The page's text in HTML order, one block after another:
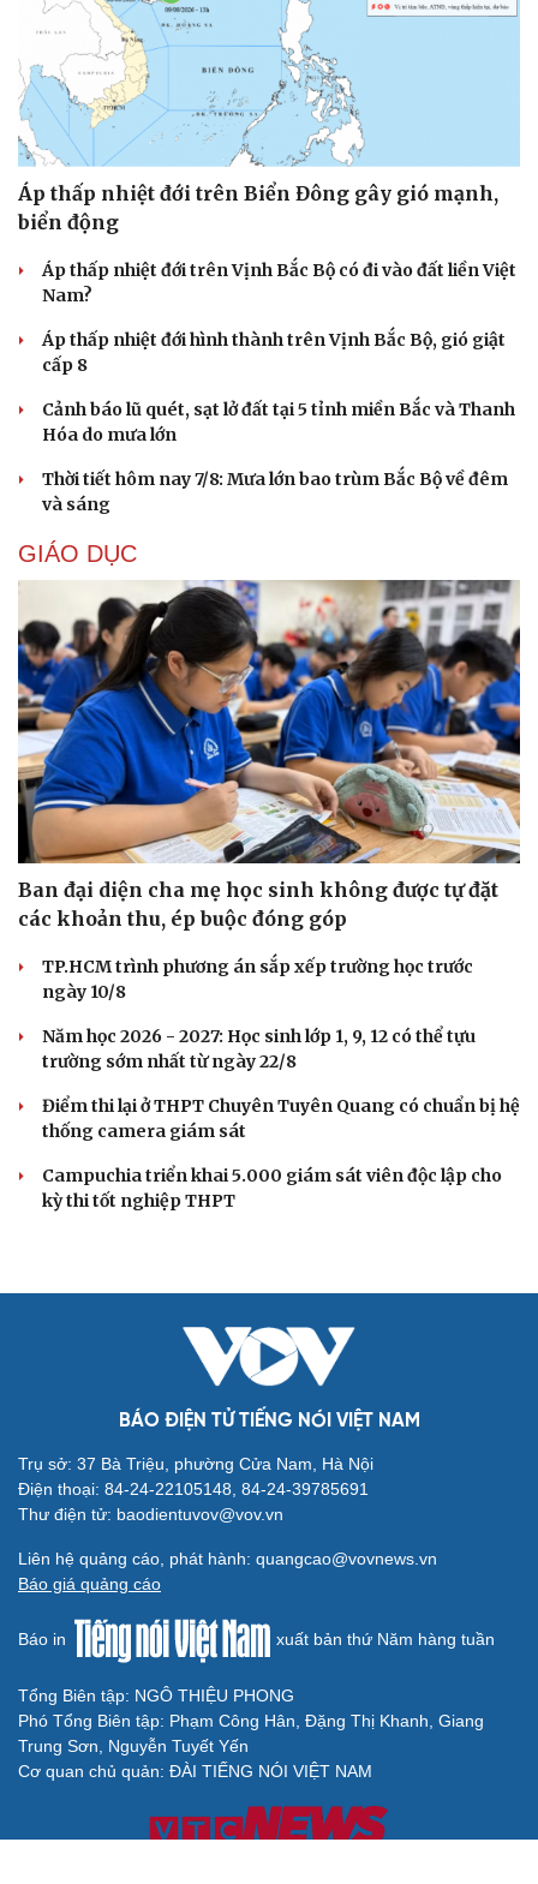
Cải chính
Áp thấp nhiệt đới trên Biển Đông gây gió mạnh,
biển động
Áp thấp nhiệt đới trên Vịnh Bắc Bộ có đi vào đất liền Việt
Nam?
Áp thấp nhiệt đới hình thành trên Vịnh Bắc Bộ, gió giật
cấp 8
Cảnh báo lũ quét, sạt lở đất tại 5 tỉnh miền Bắc và Thanh
Hóa do mưa lớn
Thời tiết hôm nay 7/8: Mưa lớn bao trùm Bắc Bộ về đêm
và sáng
GIÁO DỤC
Ban đại diện cha mẹ học sinh không được tự đặt
các khoản thu, ép buộc đóng góp
TP.HCM trình phương án sắp xếp trường học trước
ngày 10/8
Năm học 2026 - 2027: Học sinh lớp 1, 9, 12 có thể tựu
trường sớm nhất từ ngày 22/8
Điểm thi lại ở THPT Chuyên Tuyên Quang có chuẩn bị hệ
thống camera giám sát
Campuchia triển khai 5.000 giám sát viên độc lập cho
kỳ thi tốt nghiệp THPT
BÁO ĐIỆN TỬ TIẾNG NÓI VIỆT NAM
Trụ sở: 37 Bà Triệu, phường Cửa Nam, Hà Nội
Điện thoại: 84-24-22105148, 84-24-39785691
Thư điện tử: baodientuvov@vov.vn
Liên hệ quảng cáo, phát hành: quangcao@vovnews.vn
Báo giá quảng cáo
Báo in xuất bản thứ Năm hàng tuần
Tổng Biên tập: NGÔ THIỆU PHONG
Phó Tổng Biên tập: Phạm Công Hân, Đặng Thị Khanh, Giang
Trung Sơn, Nguyễn Tuyết Yến
Cơ quan chủ quản: ĐÀI TIẾNG NÓI VIỆT NAM